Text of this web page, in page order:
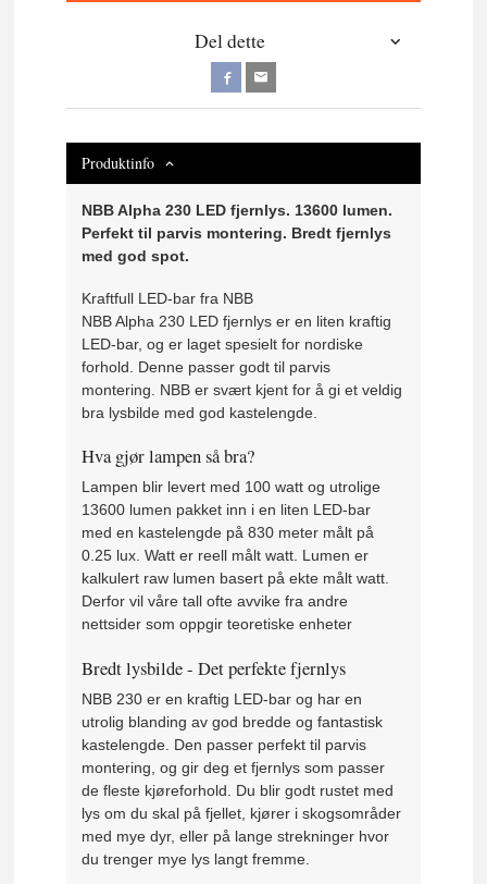
Del dette
Produktinfo
NBB Alpha 230 LED fjernlys. 13600 lumen.
Perfekt til parvis montering. Bredt fjernlys
med god spot.
Kraftfull LED-bar fra NBB
NBB Alpha 230 LED fjernlys er en liten kraftig
LED-bar, og er laget spesielt for nordiske
forhold. Denne passer godt til parvis
montering. NBB er svært kjent for å gi et veldig
bra lysbilde med god kastelengde.
Hva gjør lampen så bra?
Lampen blir levert med 100 watt og utrolige
13600 lumen pakket inn i en liten LED-bar
med en kastelengde på 830 meter målt på
0.25 lux. Watt er reell målt watt. Lumen er
kalkulert raw lumen basert på ekte målt watt.
Derfor vil våre tall ofte avvike fra andre
nettsider som oppgir teoretiske enheter
Bredt lysbilde - Det perfekte fjernlys
NBB 230 er en kraftig LED-bar og har en
utrolig blanding av god bredde og fantastisk
kastelengde. Den passer perfekt til parvis
montering, og gir deg et fjernlys som passer
de fleste kjøreforhold. Du blir godt rustet med
lys om du skal på fjellet, kjører i skogsområder
med mye dyr, eller på lange strekninger hvor
du trenger mye lys langt fremme.